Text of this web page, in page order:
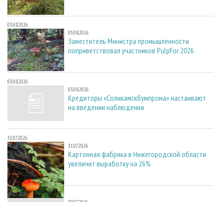
03.08.2026
03.08.2026
Заместитель Министра промышленности
поприветствовал участников PulpFor 2026
03.08.2026
03.08.2026
Кредиторы «Соликамскбумпрома» настаивают
на введении наблюдения
31.07.2026
31.07.2026
Картонная фабрика в Нижегородской области
увеличит выработку на 26%
30.07.2026